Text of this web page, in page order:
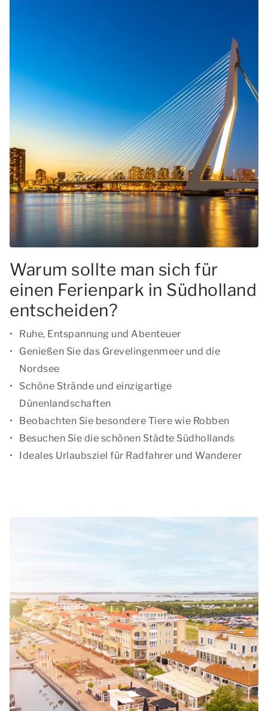
Warum sollte man sich für
einen Ferienpark in Südholland
entscheiden?
Ruhe, Entspannung und Abenteuer
Genießen Sie das Grevelingenmeer und die
Nordsee
Schöne Strände und einzigartige
Dünenlandschaften
Beobachten Sie besondere Tiere wie Robben
Besuchen Sie die schönen Städte Südhollands
Ideales Urlaubsziel für Radfahrer und Wanderer